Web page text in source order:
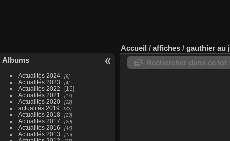
Albums
Actualités 2024 9
Actualités 2023 4
Actualités 2022
15
Actualités 2021
17
Actualités 2020 22
actualités 2019 33
Actualités 2018 23
Actualites 2017 20
Actualités 2016 44
Actualités 2013 15
Accueil / affiches / gauthier au
Rechercher dans ce lot